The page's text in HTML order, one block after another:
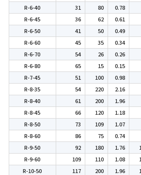
R-6-40
31 80 0.78
R-6-45
36 62 0.61
R-6-50
41 50 0.49
R-6-60
45 35 0.34
R-6-70
54 26 0.26
R-6-80
65 15 0.15
R-7-45
51 100 0.98
R-8-35
54 220 2.16
R-8-40
61 200 1.96
R-8-45
66 120 1.18
R-8-50
73 109 1.07
R-8-60
86 75 0.74
R-9-50
92 180 1.76
R-9-60
109 110 1.08
R-10-50
117 200 1.96